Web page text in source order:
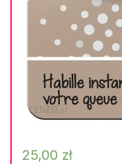
25,00 zł